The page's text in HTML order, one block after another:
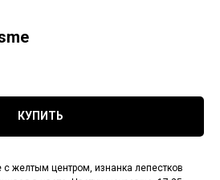
КУПИТЬ
с желтым центром, изнанка лепестков